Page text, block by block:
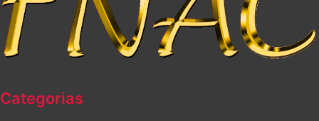
Categorias